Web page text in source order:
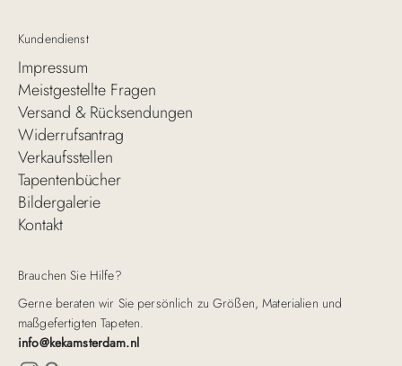
Kundendienst
Impressum
Meistgestellte Fragen
Versand & Rücksendungen
Widerrufsantrag
Verkaufsstellen
Tapentenbücher
Bildergalerie
Kontakt
Brauchen Sie Hilfe?
Gerne beraten wir Sie persönlich zu Größen, Materialien und
maßgefertigten Tapeten.
info@kekamsterdam.nl